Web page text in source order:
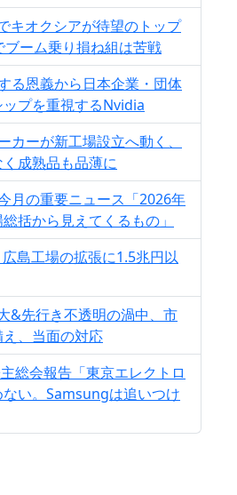
キオクシアが待望のトップ
ーム乗り損ね組は苦戦
る恩義から日本企業・団体
プを重視するNvidia
カーが新工場設立へ動く、
成熟品も品薄に
月の重要ニュース「2026年
括から見えてくるもの」
島工場の拡張に1.5兆円以
&先行き不透明の渦中、市
、当面の対応
総会報告「東京エレクトロ
い。Samsungは追いつけ